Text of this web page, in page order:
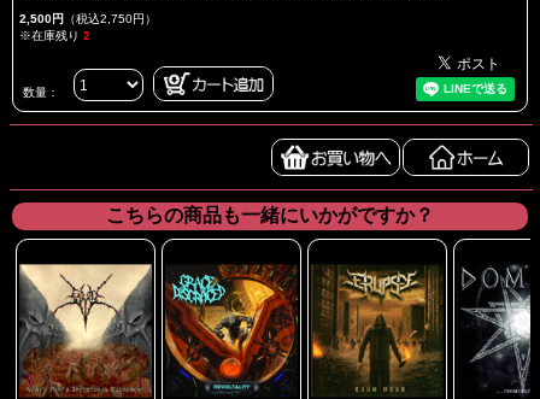
2,500円 （税込2,750円）
※在庫残り 2
数量：
こちらの商品も一緒にいかがですか？